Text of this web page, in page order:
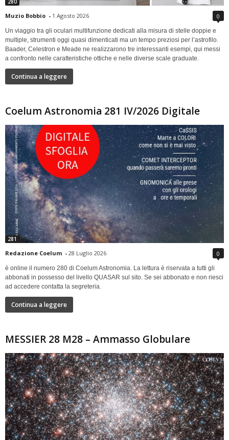
280
Muzio Bobbio - 1 Agosto 2026 0
Un viaggio tra gli oculari multifunzione dedicati alla misura di stelle doppie e
multiple, strumenti oggi quasi dimenticati ma un tempo preziosi per l’astrofilo.
Baader, Celestron e Meade ne realizzarono tre interessanti esempi, qui messi
a confronto nelle caratteristiche ottiche e nelle diverse scale graduate.
Continua a leggere
Coelum Astronomia 281 IV/2026 Digitale
281
Redazione Coelum - 28 Luglio 2026 0
è online il numero 280 di Coelum Astronomia. La lettura è riservata a tutti gli
abbonati in possesso del livello QUASAR sul sito. Se sei abbonato e non riesci
ad accedere contatta la segreteria.
Continua a leggere
MESSIER 28 M28 – Ammasso Globulare